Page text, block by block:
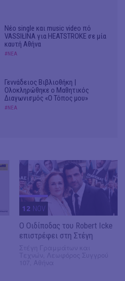
Νέο single και music video πό
VASSIŁINA για HEATSTROKE σε μία
καυτή Αθήνα
#ΝΕΑ
Γεννάδειος Βιβλιοθήκη |
Ολοκληρώθηκε ο Μαθητικός
Διαγωνισμός «Ο Τόπος μου»
#ΝΕΑ
12 NOV
O Οιδίποδας του Robert Icke
επιστρέφει στη Στέγη